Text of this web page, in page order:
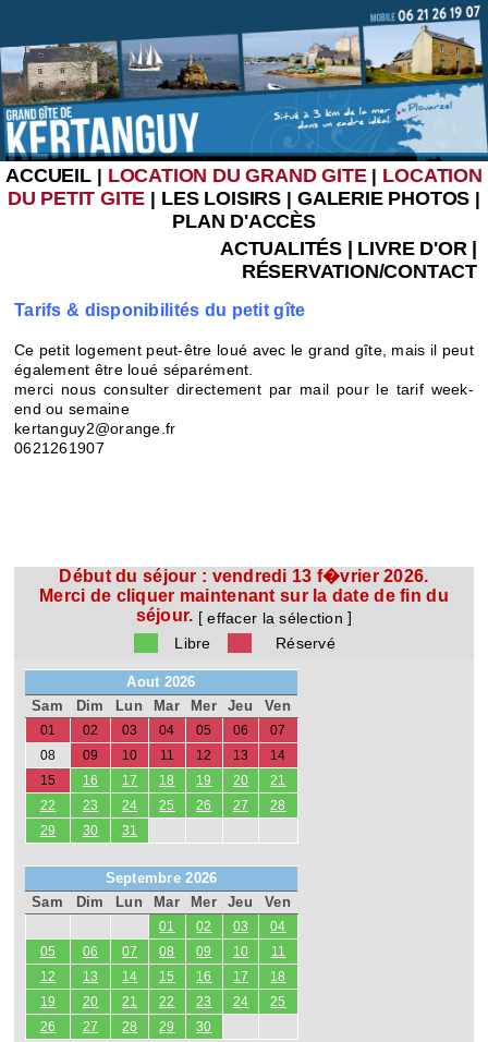
ACCUEIL| LOCATION DU GRAND GITE| LOCATION
DU PETIT GITE | LES LOISIRS | GALERIE PHOTOS |
PLAN D'ACCÈS
ACTUALITÉS| LIVRE D'OR|
RÉSERVATION/CONTACT
Tarifs & disponibilités du petit gîte
Ce petit logement peut-être loué avec le grand gîte, mais il peut
également être loué séparément.
merci nous consulter directement par mail pour le tarif week-
end ou semaine
kertanguy2@orange.fr
0621261907
Début du séjour : vendredi 13 f�vrier 2026.
Merci de cliquer maintenant sur la date de fin du
séjour. [effacer la sélection ]
Libre
Réservé
Aout 2026
Sam
Dim Lun Mar Mer Jeu Ven
01 02 03 04 05 06
07
08
09 10 11 12 13
14
15
16 17 18 19 20
21
22
23 24 25 26 27
28
29
30 31
Septembre 2026
Sam
Dim Lun Mar Mer Jeu Ven
01 02 03
04
05
06 07 08 09 10
11
12
13 14 15 16 17
18
19
20 21 22 23 24
25
26
27 28 29 30